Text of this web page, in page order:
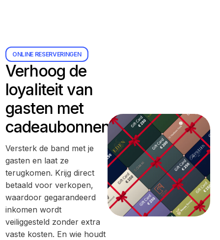
ONLINE RESERVERINGEN
Verhoog de
loyaliteit van
gasten met
cadeaubonnen
Versterk de band met je
gasten en laat ze
terugkomen. Krijg direct
betaald voor verkopen,
waardoor gegarandeerd
inkomen wordt
veiliggesteld zonder extra
vaste kosten. En wie houdt